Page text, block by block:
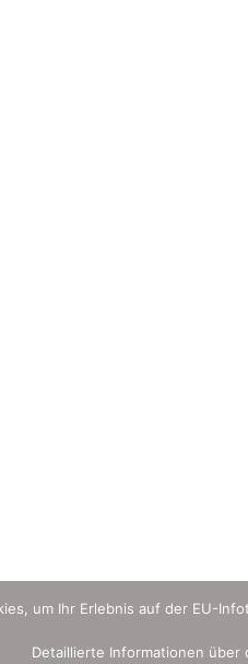
um Ihr Erlebnis auf der EU-
Detaillierte Informationen über